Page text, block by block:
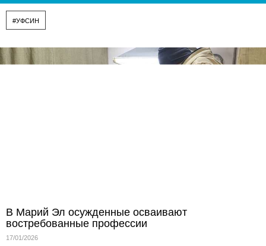
#УФСИН
В Марий Эл осужденные осваивают
востребованные профессии
17/01/2026